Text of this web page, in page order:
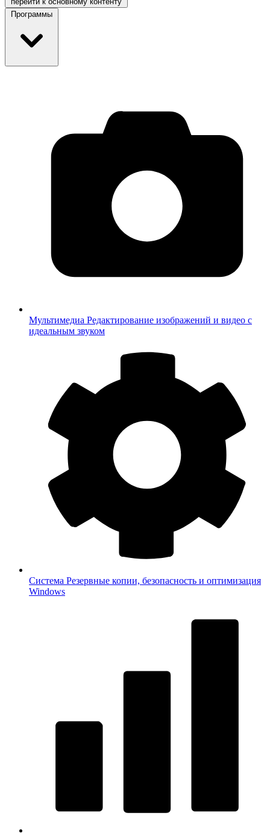
Программы
Мультимедиа Редактирование изображений и видео с
идеальным звуком
Система Резервные копии, безопасность и оптимизация
Windows